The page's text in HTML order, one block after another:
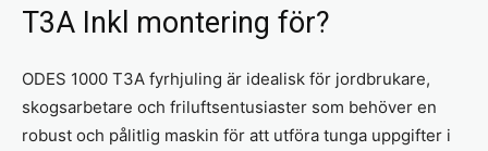
T3A Inkl montering för?
ODES 1000 T3A fyrhjuling är idealisk för jordbrukare,
skogsarbetare och friluftsentusiaster som behöver en
robust och pålitlig maskin för att utföra tunga uppgifter i